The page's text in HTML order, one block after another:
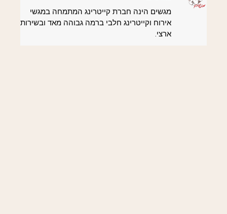
מגשים הינה חברת קייטרינג המתמחה במגשי
אירוח וקייטרינג חלבי ברמה גבוהה מאד ובשירות
ארצי.